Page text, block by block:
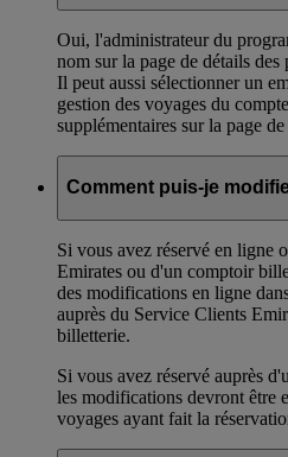
Oui, l'administrateur du
nom sur la page de détails des
Il peut aussi sélectionner un
gestion des voyages du
supplémentaires sur la page
Si vous avez réservé en ligne
Emirates ou d'un comptoir
des modifications en ligne
auprès du Service Clients
billetterie.
Si vous avez réservé auprès
les modifications devront être
voyages ayant fait la